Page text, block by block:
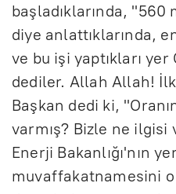
başladıklarında,
diye anlattıklarında,
ve bu işi yaptıkları
dediler. Allah Allah!
Başkan dedi ki,
varmış? Bizle ne ilgisi
Enerji Bakanlığı'nın
muvaffakatnamesini o